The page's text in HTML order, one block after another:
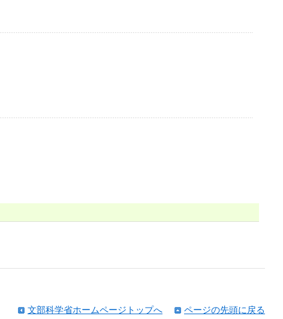
ページの先頭に戻る
文部科学省ホームページトップへ